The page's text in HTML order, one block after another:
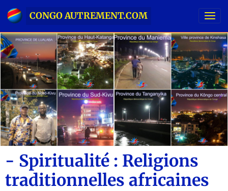
CONGO AUTREMENT.COM
- Spiritualité : Religions
traditionnelles africaines